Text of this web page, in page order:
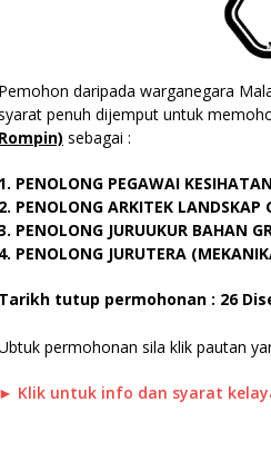
Pemohon daripada warganegara
penuh dijemput untuk
Rompin) sebagai :
1. PENOLONG PEGAWAI
2. PENOLONG ARKITEK LANDSKAP
PENOLONG JURUUKUR BAHAN
4. PENOLONG JURUTERA
Tarikh tutup permohonan : 26
permohonan sila klik pautan
► Klik untuk info dan syarat